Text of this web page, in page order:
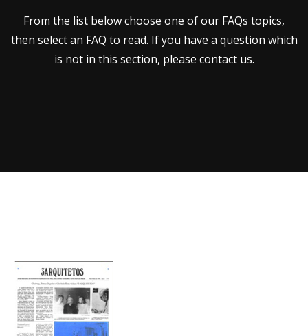
From the list below choose one of our FAQs topics,
then select an FAQ to read. If you have a question which
is not in this section, please contact us.